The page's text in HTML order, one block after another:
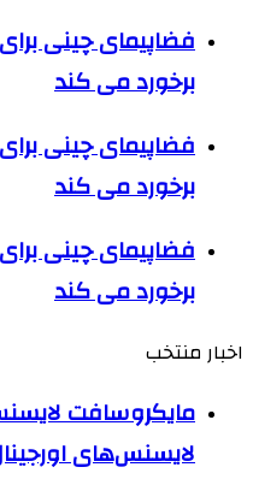
فضاپیمای چینی
برخورد می کند
فضاپیمای چینی
برخورد می کند
فضاپیمای چینی
برخورد می کند
اخبار منتخب
مایکروسافت
لایسنس‌های